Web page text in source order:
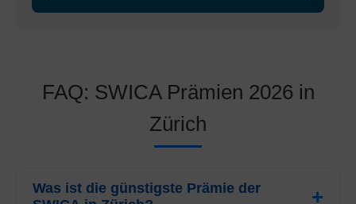
FAQ: SWICA Prämien 2026 in
Zürich
Was ist die günstigste Prämie der